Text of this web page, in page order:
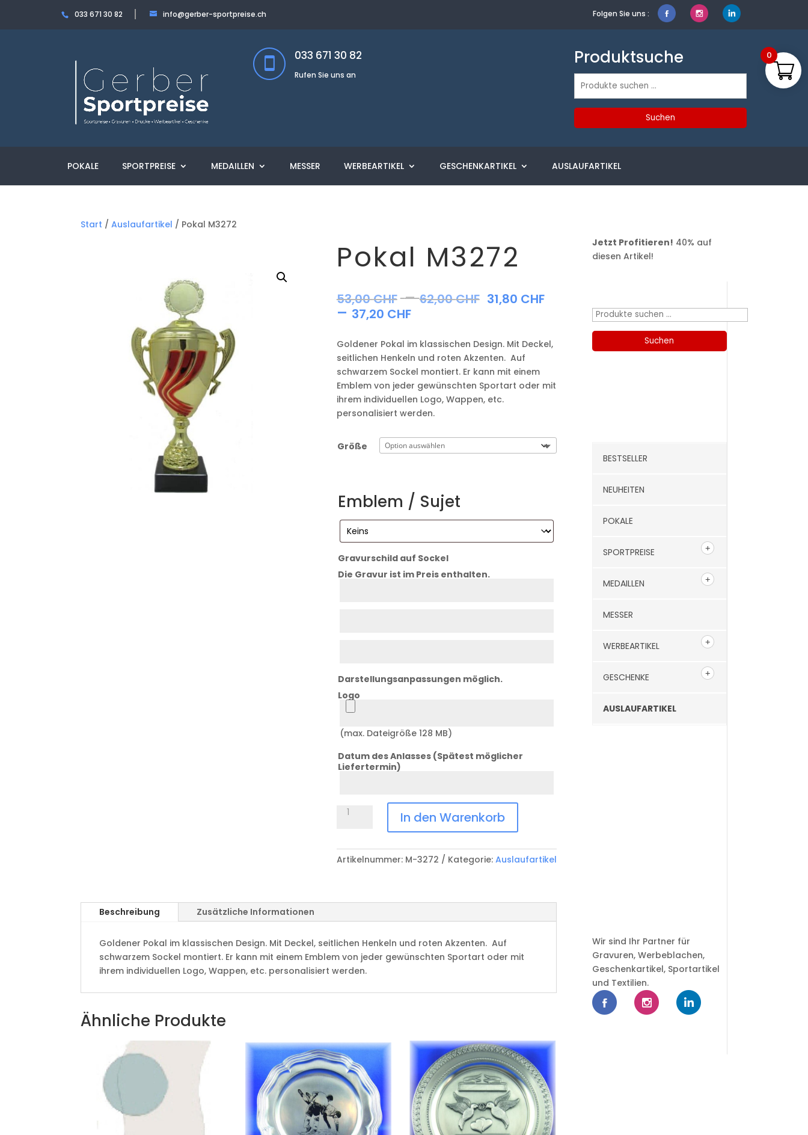
033 671 30 82 info@gerber-sportpreise.ch Folgen Sie uns :
033 671 30 82
Rufen Sie uns an
Produktsuche
Suchen
Suchen
POKALE SPORTPREISE MEDAILLEN MESSER WERBEARTIKEL GESCHENKARTIKEL AUSLAUFARTIKEL
Start /Auslaufartikel / Pokal M3272
Pokal M3272
53,00CHF –62,00CHF Preisspanne:
53,00 CHF
62,00 CHF
31,80 CHF
– 37,20 CHF Preisspanne:
bis
37,20 CHF
Goldener Pokal im klassischen Design. Mit Deckel,
seitlichen Henkeln und roten Akzenten. Auf
schwarzem Sockel montiert. Er kann mit einem
Emblem von jeder gewünschten Sportart oder mit
ihrem individuellen Logo, Wappen, etc.
personalisiert werden.
Größe
Emblem / Sujet
Gravurschild auf Sockel
Die Gravur ist im Preis enthalten.
Darstellungsanpassungen möglich.
Logo
Logo
(max. Dateigröße 128 MB)
Datum des Anlasses (Spätest möglicher
Liefertermin)
Pokal
In den Warenkorb
Artikelnummer: M-3272 Kategorie: Auslaufartikel
Beschreibung Zusätzliche Informationen
Goldener Pokal im klassischen Design. Mit Deckel, seitlichen Henkeln und roten Akzenten. Auf
schwarzem Sockel montiert. Er kann mit einem Emblem von jeder gewünschten Sportart oder mit
ihrem individuellen Logo, Wappen, etc. personalisiert werden.
Ähnliche Produkte
Jetzt Profitieren! 40% auf
diesen Artikel!
Suchen
Suchen
BESTSELLER
NEUHEITEN
POKALE
SPORTPREISE
MEDAILLEN
MESSER
WERBEARTIKEL
GESCHENKE
AUSLAUFARTIKEL
Wir sind Ihr Partner für
Gravuren, Werbeblachen,
Geschenkartikel, Sportartikel
und Textilien.
0